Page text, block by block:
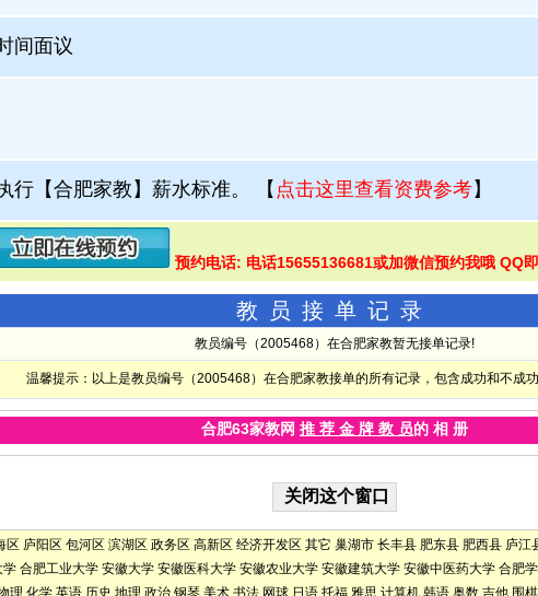
间面议
行【合肥家教】薪水标准。 【 点击这里查看资费参考】
预约电话: 电话15655136681或加微信预约我哦 QQ
教员接单记录
教员编号（2005468）在合肥家教暂无接单记录!
温馨提示：以上是教员编号（2005468）在合肥家教接单的所有记录，包含成功和不成功
合肥63家教网 推 荐 金 牌 教 员的 相 册
区 庐阳区 包河区 滨湖区 政务区 高新区 经济开发区 其它 巢湖市 长丰县 肥东县 肥西县 庐江
学 合肥工业大学 安徽大学 安徽医科大学 安徽农业大学 安徽建筑大学 安徽中医药大学 合肥
理 化学 英语 历史 地理 政治 钢琴 美术 书法 网球 日语 托福 雅思 计算机 韩语 奥数 吉他 围棋